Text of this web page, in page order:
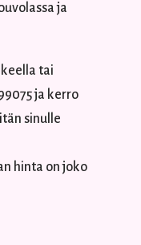
ja
tai
ja kerro
sinulle
hinta on joko